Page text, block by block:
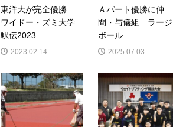
東洋大が完全優勝
ワイドー・ズミ大学
駅伝2023
2023.02.14
Ａパート優勝に仲
間・与儀組 ラージ
ボール
2025.07.03